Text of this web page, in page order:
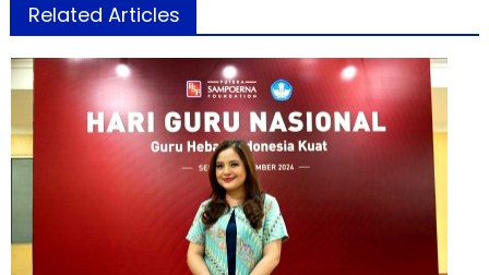
Related Articles